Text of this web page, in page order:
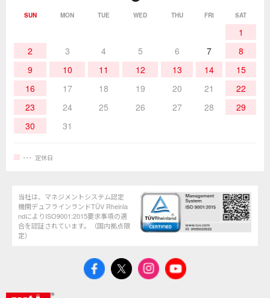
SUN MON TUE WED THU FRI SAT
1
2
3 4 5 6 7
8
9
10 11 12 13 14
15
16
17 18 19 20 21
22
23
24 25 26 27 28
29
30
31
定休日
当社は、マネジメントシステム認定
機関デュフラインランドTÜV Rheinla
ndによりISO9001:2015要求事項の適
合を認証されています。（国内拠点限
定）